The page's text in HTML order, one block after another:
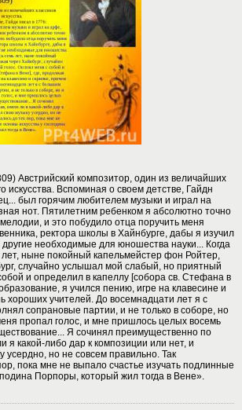
Австрийский композитор, один из величайших
искусства. Вспоминая о своем детстве, Гайдн
был горячим любителем музыки и играл на
нот. Пятилетним ребенком я абсолютно точно
и это побудило отца поручить меня
ректора школы в Хайнбурге, дабы я изучил
необходимые для юношества науки... Когда
ныне покойный капельмейстер фон Ройтер,
случайно услышал мой слабый, но приятный
и определил в капеллу [собора cв. Стефана в
я учился пению, игре на клавесине и
хороших учителей. До восемнадцати лет я с
сопрановые партии, и не только в соборе, но
пропал голос, и мне пришлось целых восемь
Я сочинял преимущественно по
я какой-либо дар к композиции или нет, и
усердно, но не совсем правильно. Так
пока мне не выпало счастье изучать подлинные
Порпоры, который жил тогда в Вене».